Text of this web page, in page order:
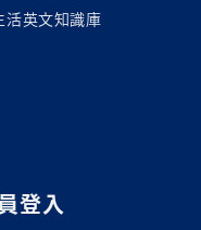
活英文知識庫
登入